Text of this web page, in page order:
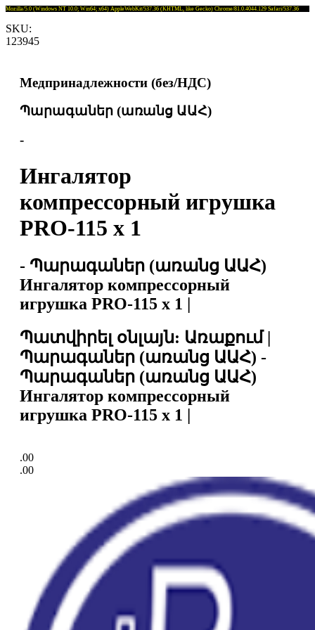
Mozilla/5.0 (Windows NT 10.0; Win64; x64) AppleWebKit/537.36 (KHTML, like Gecko) Chrome/81.0.4044.129 Safari/537.36
SKU:
123945
Медпринадлежности (без/НДС)
Պարագաներ (առանց ԱԱՀ)
-
Ингалятор
компрессорный игрушка
PRO-115 x 1
- Պարագաներ (առանց ԱԱՀ)
Ингалятор компрессорный
игрушка PRO-115 x 1 |
Պատվիրել օնլայն: Առաքում |
Պարագաներ (առանց ԱԱՀ) -
Պարագաներ (առանց ԱԱՀ)
Ингалятор компрессорный
игрушка PRO-115 x 1 |
.00
.00